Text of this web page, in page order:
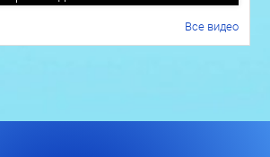
Все видео